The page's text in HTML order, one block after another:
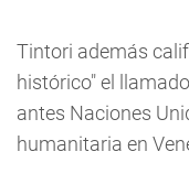
Tintori además
histórico" el
antes Naciones
humanitaria en